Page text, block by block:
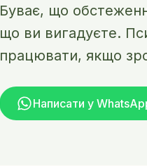
Буває, що
що ви вигадуєте.
працювати, якщо
Написати у